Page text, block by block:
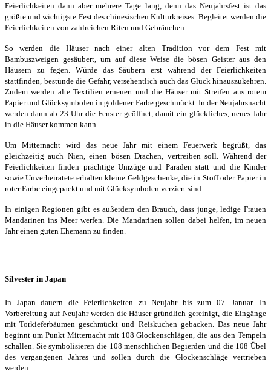
Feierlichkeiten dann aber mehrere Tage lang, denn das Neujahrsfest ist das
größte und wichtigste Fest des chinesischen Kulturkreises. Begleitet werden die
Feierlichkeiten von zahlreichen Riten und Gebräuchen.
So werden die Häuser nach einer alten Tradition vor dem Fest mit
Bambuszweigen gesäubert, um auf diese Weise die bösen Geister aus den
Häusern zu fegen. Würde das Säubern erst während der Feierlichkeiten
stattfinden, bestünde die Gefahr, versehentlich auch das Glück hinauszukehren.
Zudem werden alte Textilien erneuert und die Häuser mit Streifen aus rotem
Papier und Glücksymbolen in goldener Farbe geschmückt. In der Neujahrsnacht
werden dann ab 23 Uhr die Fenster geöffnet, damit ein glückliches, neues Jahr
in die Häuser kommen kann.
Um Mitternacht wird das neue Jahr mit einem Feuerwerk begrüßt, das
gleichzeitig auch Nien, einen bösen Drachen, vertreiben soll. Während der
Feierlichkeiten finden prächtige Umzüge und Paraden statt und die Kinder
sowie Unverheiratete erhalten kleine Geldgeschenke, die in Stoff oder Papier in
roter Farbe eingepackt und mit Glücksymbolen verziert sind.
In einigen Regionen gibt es außerdem den Brauch, dass junge, ledige Frauen
Mandarinen ins Meer werfen. Die Mandarinen sollen dabei helfen, im neuen
Jahr einen guten Ehemann zu finden.
Silvester in Japan
In Japan dauern die Feierlichkeiten zu Neujahr bis zum 07. Januar. In
Vorbereitung auf Neujahr werden die Häuser gründlich gereinigt, die Eingänge
mit Torkieferbäumen geschmückt und Reiskuchen gebacken. Das neue Jahr
beginnt um Punkt Mitternacht mit 108 Glockenschlägen, die aus den Tempeln
schallen. Sie symbolisieren die 108 menschlichen Begierden und die 108 Übel
des vergangenen Jahres und sollen durch die Glockenschläge vertrieben
werden.